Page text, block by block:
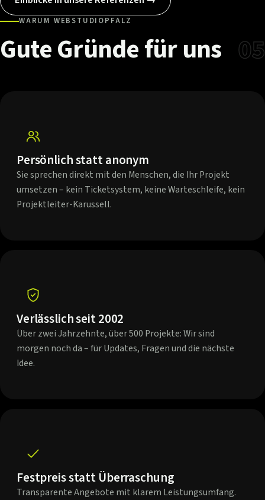
WARUM WEBSTUDIOPFALZ
GuteGründefüruns 05
Persönlich statt anonym
Sie sprechen direkt mit den Menschen, die Ihr Projekt
umsetzen – kein Ticketsystem, keine Warteschleife, kein
Projektleiter-Karussell.
Verlässlich seit 2002
Über zwei Jahrzehnte, über 500 Projekte: Wir sind
morgen noch da – für Updates, Fragen und die nächste
Idee.
Festpreis statt Überraschung
Transparente Angebote mit klarem Leistungsumfang.